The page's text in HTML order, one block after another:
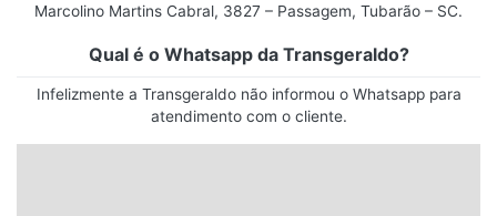
Marcolino Martins Cabral, 3827 – Passagem, Tubarão – SC.
Qual é o Whatsapp da Transgeraldo?
Infelizmente a Transgeraldo não informou o Whatsapp para
atendimento com o cliente.